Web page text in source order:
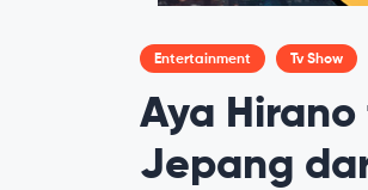
Entertainment Tv Show
Aya
Jepang